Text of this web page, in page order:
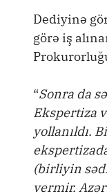
Dediyinə
görə iş
“Sonra da
Ekspertiza
yollanıldı.
(birliyin
vermir.